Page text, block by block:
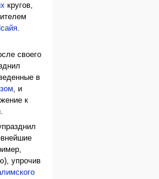
кругов,
своего
в
, и
к
упрочив